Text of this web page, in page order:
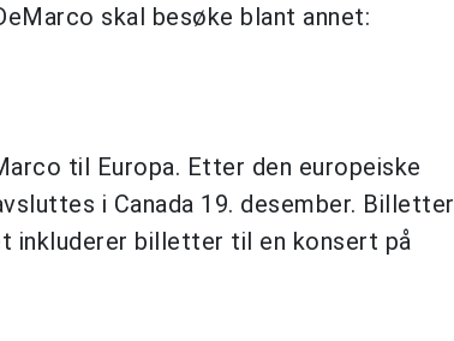
skal besøke blant annet:
til Europa. Etter den europeiske
i Canada 19. desember. Billetter
inkluderer billetter til en konsert på